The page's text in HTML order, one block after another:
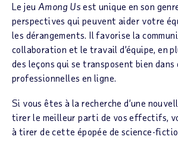
Le jeu Among Us est unique en son
perspectives qui peuvent aider votre
les dérangements. Il favorise la
collaboration et le travail d’équipe, en
des leçons qui se transposent bien
professionnelles en ligne.
Si vous êtes à la recherche d’une
tirer le meilleur parti de vos effectifs,
à tirer de cette épopée de science-